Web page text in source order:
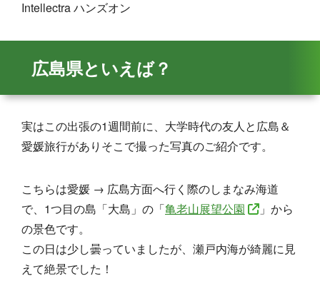
Intellectra ハンズオン
広島県といえば？
実はこの出張の1週間前に、大学時代の友人と広島＆
愛媛旅行がありそこで撮った写真のご紹介です。
こちらは愛媛 → 広島方面へ行く際のしまなみ海道
で、1つ目の島「大島」の「亀老山展望公園
」から
の景色です。
この日は少し曇っていましたが、瀬戸内海が綺麗に見
えて絶景でした！